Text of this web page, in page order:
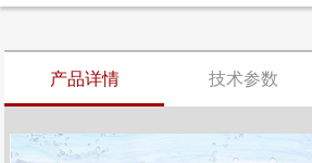
产品详情 技术参数